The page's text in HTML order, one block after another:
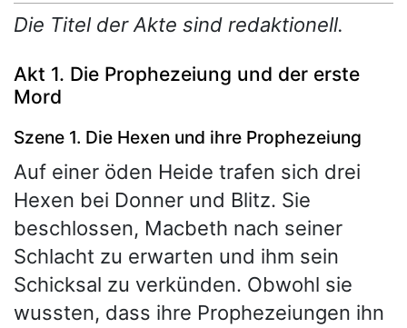
Die Titel der Akte sind redaktionell.
Akt 1. Die Prophezeiung und der erste
Mord
Szene 1. Die Hexen und ihre Prophezeiung
Auf einer öden Heide trafen sich drei
Hexen bei Donner und Blitz. Sie
beschlossen, Macbeth nach seiner
Schlacht zu erwarten und ihm sein
Schicksal zu verkünden. Obwohl sie
wussten, dass ihre Prophezeiungen ihn